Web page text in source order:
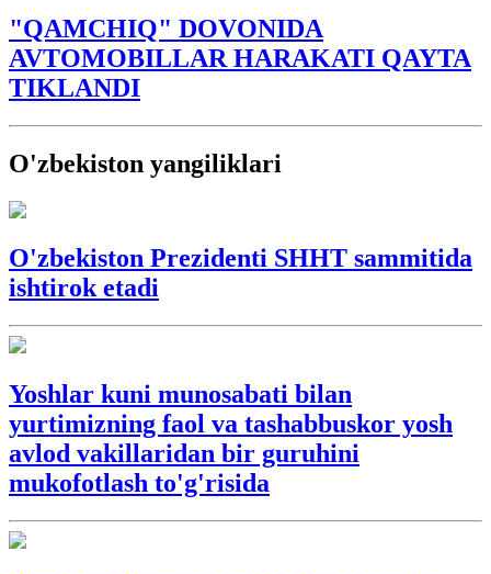
"QAMCHIQ" DOVONIDA
AVTOMOBILLAR HARAKATI QAYTA
TIKLANDI
O'zbekiston yangiliklari
O'zbekiston Prezidenti SHHT sammitida
ishtirok etadi
Yoshlar kuni munosabati bilan
yurtimizning faol va tashabbuskor yosh
avlod vakillaridan bir guruhini
mukofotlash to'g'risida